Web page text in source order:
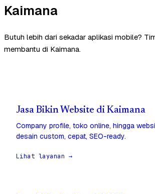
Kaimana
Butuh lebih dari sekadar aplikasi mobile?
membantu di Kaimana.
Jasa Bikin Website di Kaimana
Company profile, toko online, hingga
desain custom, cepat, SEO-ready.
Lihat layanan →